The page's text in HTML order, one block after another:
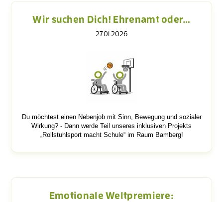
Wir suchen Dich! Ehrenamt oder…
27.01.2026
Du möchtest einen Nebenjob mit Sinn, Bewegung und sozialer
Wirkung? - Dann werde Teil unseres inklusiven Projekts
„Rollstuhlsport macht Schule“ im Raum Bamberg!
Emotionale Weltpremiere: